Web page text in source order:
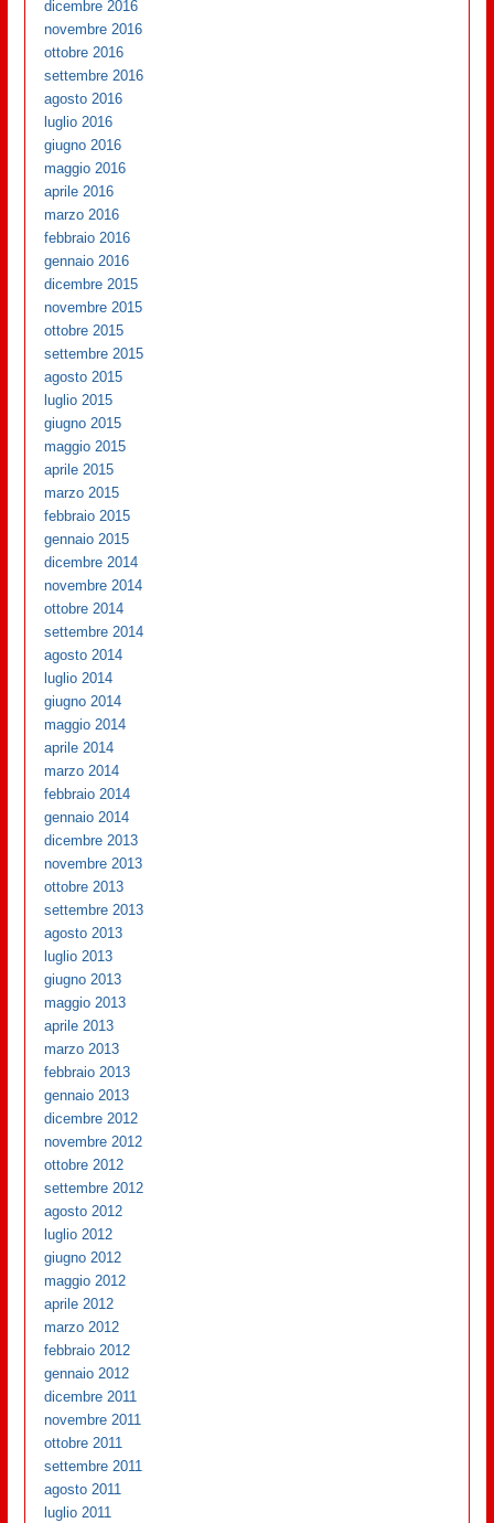
dicembre 2016
novembre 2016
ottobre 2016
settembre 2016
agosto 2016
luglio 2016
giugno 2016
maggio 2016
aprile 2016
marzo 2016
febbraio 2016
gennaio 2016
dicembre 2015
novembre 2015
ottobre 2015
settembre 2015
agosto 2015
luglio 2015
giugno 2015
maggio 2015
aprile 2015
marzo 2015
febbraio 2015
gennaio 2015
dicembre 2014
novembre 2014
ottobre 2014
settembre 2014
agosto 2014
luglio 2014
giugno 2014
maggio 2014
aprile 2014
marzo 2014
febbraio 2014
gennaio 2014
dicembre 2013
novembre 2013
ottobre 2013
settembre 2013
agosto 2013
luglio 2013
giugno 2013
maggio 2013
aprile 2013
marzo 2013
febbraio 2013
gennaio 2013
dicembre 2012
novembre 2012
ottobre 2012
settembre 2012
agosto 2012
luglio 2012
giugno 2012
maggio 2012
aprile 2012
marzo 2012
febbraio 2012
gennaio 2012
dicembre 2011
novembre 2011
ottobre 2011
settembre 2011
agosto 2011
luglio 2011